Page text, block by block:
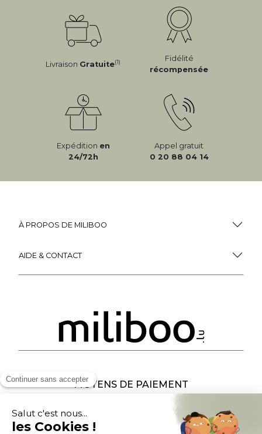
Livraison Gratuite(1)
Fidélité
récompensée
Expédition en
24/72h
Appel gratuit
0 20 88 04 14
À PROPOS DE MILIBOO
AIDE & CONTACT
MOYENS DE PAIEMENT